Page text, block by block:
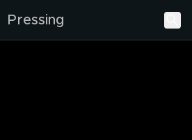
Pressing